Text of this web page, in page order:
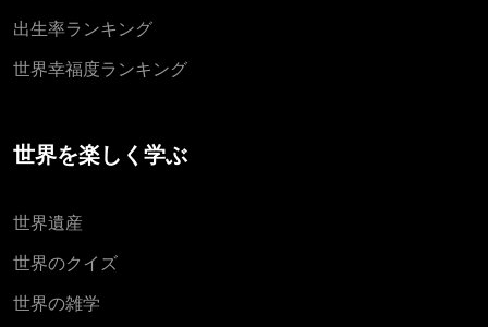
出生率ランキング
世界幸福度ランキング
世界を楽しく学ぶ
世界遺産
世界のクイズ
世界の雑学